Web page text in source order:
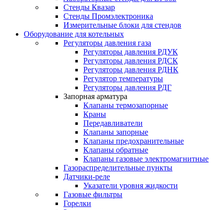
Стенды Квазар
Стенды Промэлектроника
Измерительные блоки для стендов
Оборудование для котельных
Регуляторы давления газа
Регуляторы давления РДУК
Регуляторы давления РДСК
Регуляторы давления РДНК
Регулятор температуры
Регуляторы давления РДГ
Запорная арматура
Клапаны термозапорные
Краны
Передавливатели
Клапаны запорные
Клапаны предохранительные
Клапаны обратные
Клапаны газовые электромагнитные
Газораспределительные пункты
Датчики-реле
Указатели уровня жидкости
Газовые фильтры
Горелки